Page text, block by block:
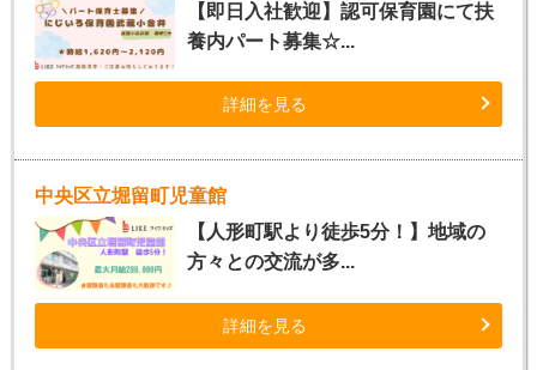
【即日入社歓迎】認可保育園にて扶
養内パート募集☆...
詳細を見る
中央区立堀留町児童館
【人形町駅より徒歩5分！】地域の
方々との交流が多...
詳細を見る